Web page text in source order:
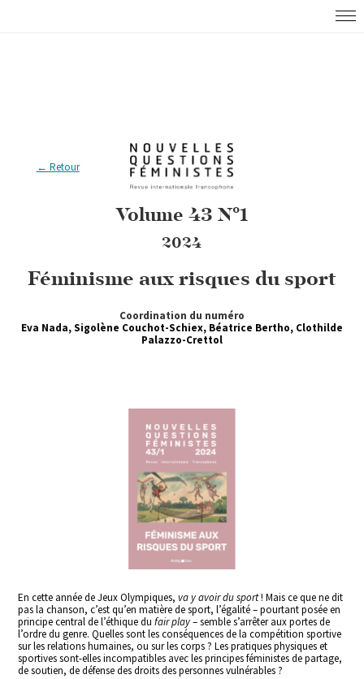
← Retour
Volume 43 N°1
2024
Féminisme aux risques du sport
Coordination du numéro
Eva Nada, Sigolène Couchot-Schiex, Béatrice Bertho, Clothilde
Palazzo-Crettol
En cette année de Jeux Olympiques,va y avoir du sport! Mais ce que ne dit
pas la chanson, c’est qu’en matière de sport, l’égalité – pourtant posée en
principe central de l’éthique dufair play– semble s’arrêter aux portes de
l’ordre du genre. Quelles sont les conséquences de la compétition sportive
sur les relations humaines, ou sur les corps ? Les pratiques physiques et
sportives sont-elles incompatibles avec les principes féministes de partage,
de soutien, de défense des droits des personnes vulnérables ?